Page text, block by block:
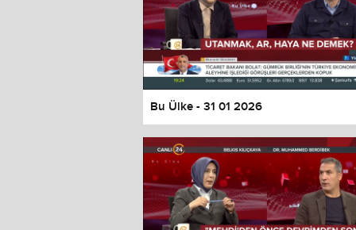
Bu Ülke - 31 01 2026